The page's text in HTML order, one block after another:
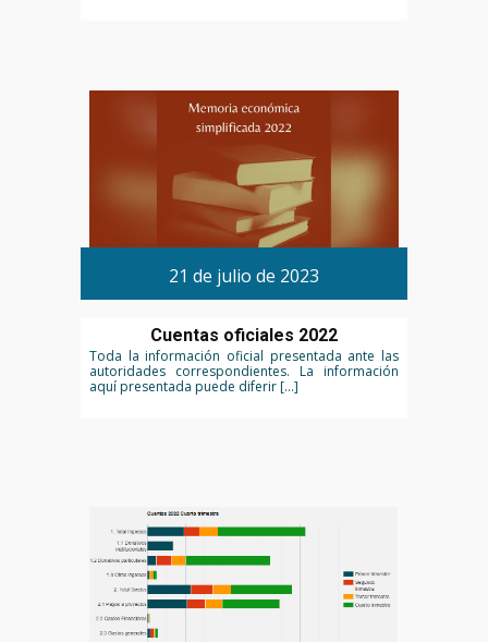
21 de julio de 2023
Cuentas oficiales 2022
Toda la información oficial presentada ante las
autoridades correspondientes. La información
aquí presentada puede diferir […]